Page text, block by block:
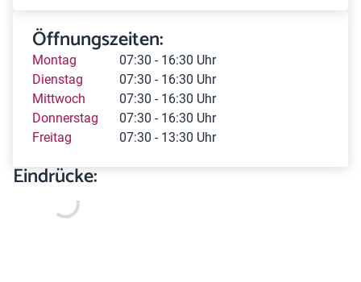
Öffnungszeiten:
Montag
07:30 - 16:30 Uhr
Dienstag
07:30 - 16:30 Uhr
Mittwoch
07:30 - 16:30 Uhr
Donnerstag
07:30 - 16:30 Uhr
Freitag
07:30 - 13:30 Uhr
Eindrücke: